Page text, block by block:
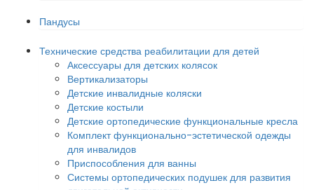
Пандусы
Технические средства реабилитации для детей
Аксессуары для детских колясок
Вертикализаторы
Детские инвалидные коляски
Детские костыли
Детские ортопедические функциональные кресла
Комплект функционально-эстетической одежды
для инвалидов
Приспособления для ванны
Системы ортопедических подушек для развития